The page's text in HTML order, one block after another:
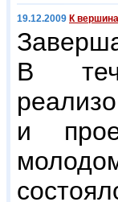
19.12.2009 К
В
и